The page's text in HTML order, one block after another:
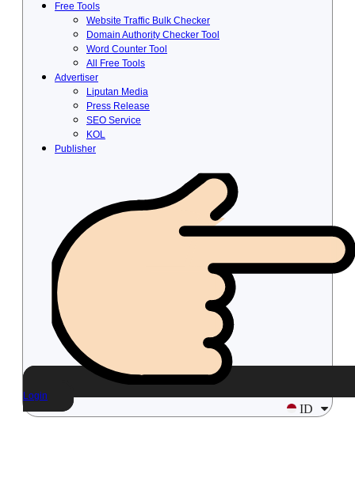
Free Tools
Website Traffic Bulk Checker
Domain Authority Checker Tool
Word Counter Tool
All Free Tools
Advertiser
Liputan Media
Press Release
SEO Service
KOL
Publisher
Login
ID